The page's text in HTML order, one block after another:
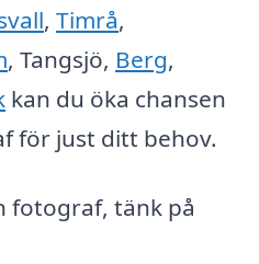
, Timrå,
, Tangsjö, Berg,
kan du öka chansen
för just ditt behov.
fotograf, tänk på